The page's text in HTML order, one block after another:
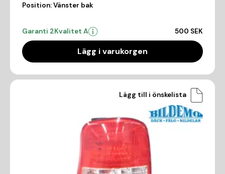
Position:Vänster bak
Garanti 2Kvalitet A 500 SEK
Lägg i varukorgen
Lägg till i önskelista